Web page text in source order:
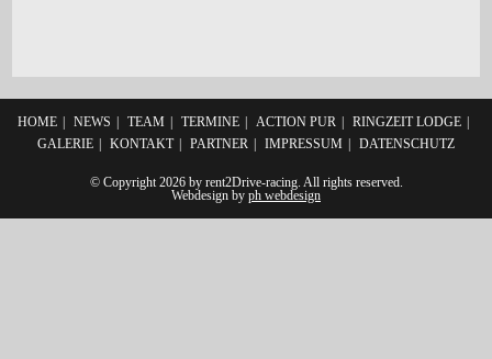
HOME NEWS TEAM TERMINE ACTION PUR
RINGZEIT LODGE
GALERIE
KONTAKT PARTNER IMPRESSUM DATENSCHUTZ
© Copyright 2026 by rent2Drive-racing. All rights reserved.
Webdesign by ph webdesign